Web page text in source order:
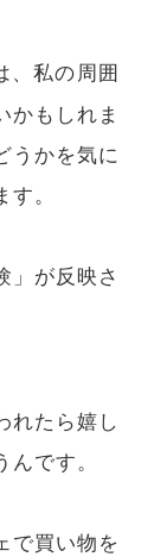
、私の周囲
かもしれま
うかを気に
。
」が反映さ
れたら嬉し
です。
で買い物を